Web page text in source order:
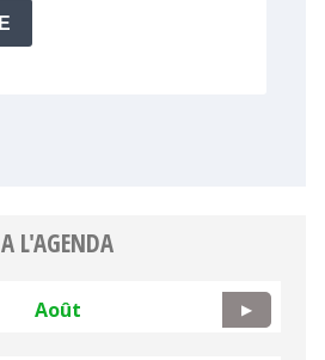
A L'AGENDA
Août ▶